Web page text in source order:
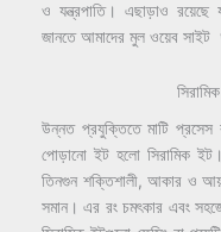
ও যন্ত্রপাতি। এছাড়াও
জানতে আমাদের মুল ওয়েব
উন্নত প্রযুক্তিতে মাটি প্রসেস
পোড়ানো ইট হলো সিরামিক
তিনগুন শক্তিশালী, আকার ও
সমান। এর রং চমৎকার এবং